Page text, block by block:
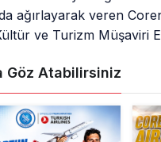
ağırlayarak veren
ve Turizm Müşaviri
Göz Atabilirsiniz